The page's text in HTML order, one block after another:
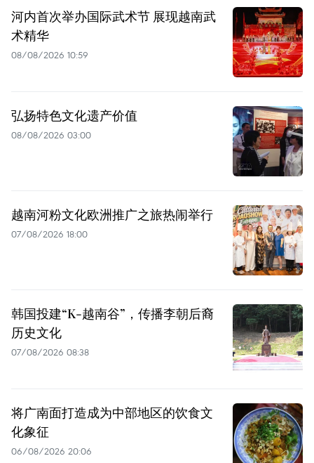
河内首次举办国际武术节 展现越南武
术精华
08/08/2026 10:59
弘扬特色文化遗产价值
08/08/2026 03:00
越南河粉文化欧洲推广之旅热闹举行
07/08/2026 18:00
韩国投建“K-越南谷”，传播李朝后裔
历史文化
07/08/2026 08:38
将广南面打造成为中部地区的饮食文
化象征
06/08/2026 20:06